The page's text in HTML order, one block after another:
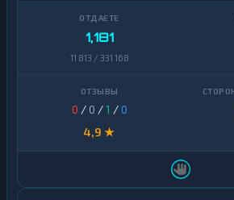
1,181
11 813 / 331 168
0 / 0 /1 /0
4,9 ★